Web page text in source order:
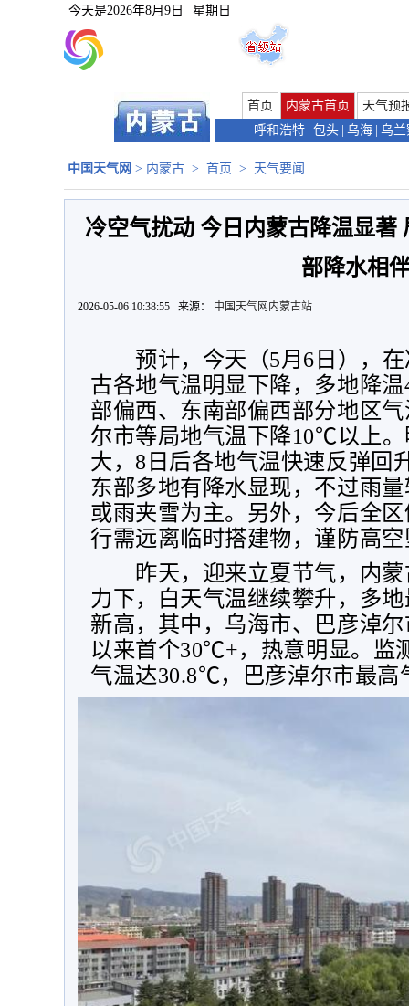
今天是2026年8月9日 星期日
首页 内蒙古首页
天气预
呼和浩特 包头 乌海 乌兰
中国天气网 > 内蒙古 > 首页 > 天气要闻
冷空气扰动 今日内蒙古降温显
部降水相
2026-05-06 10:38:55 来源： 中国天气网内蒙古站
预计，今天（5月 6 日），
古各地气温明显下降，多地降温
部偏西、东南部偏西部分地区
尔市等局地气温下降10℃以上。
大， 8 日后各地气温快速反弹回
东部多地有降水显现，不过雨
或雨夹雪为主。另外，今后全
行需远离临时搭建物，谨防高
昨天，迎来立夏节气，内
力下，白天气温继续攀升，多
新高，其中，乌海市、巴彦淖
以来首个30℃+，热意明显。监
气温达30.8℃，巴彦淖尔市最高